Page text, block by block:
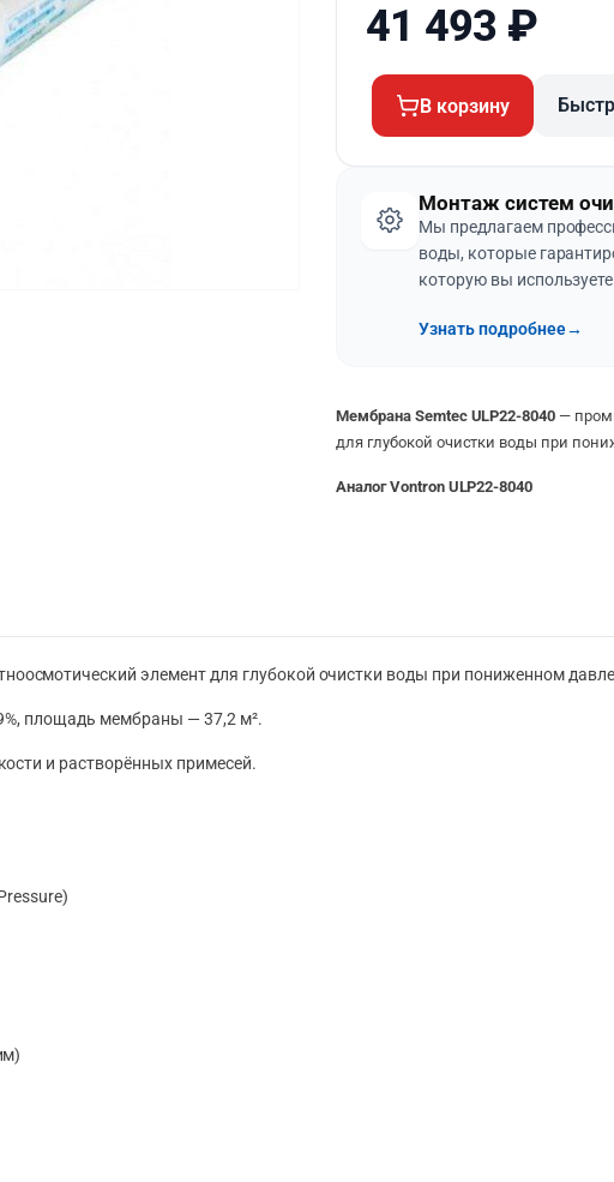
41 493 ₽
В корзину
Монтаж систем
Мы предлагаем
воды, которые
которую вы
Узнать подробнее→
Мембрана Semtec ULP22-8040 —
для глубокой очистки воды при
Аналог Vontron ULP22-8040
элемент для глубокой очистки воды при пониженном
площадь мембраны — 37,2 м².
и растворённых примесей.